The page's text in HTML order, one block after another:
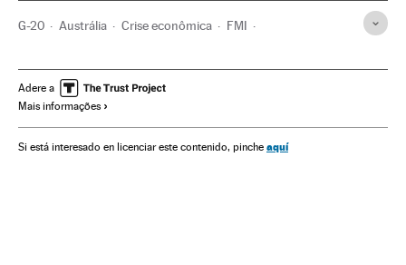
G-20 Austrália Crise econômica FMI
Conjuntura econômica Espanha
Organizações internacionais
Relações exteriores
Adere a
Mais informações
Si está interesado en licenciar este contenido, pinche aquí